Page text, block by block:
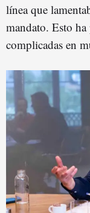
línea que
mandato. Esto
complicadas en